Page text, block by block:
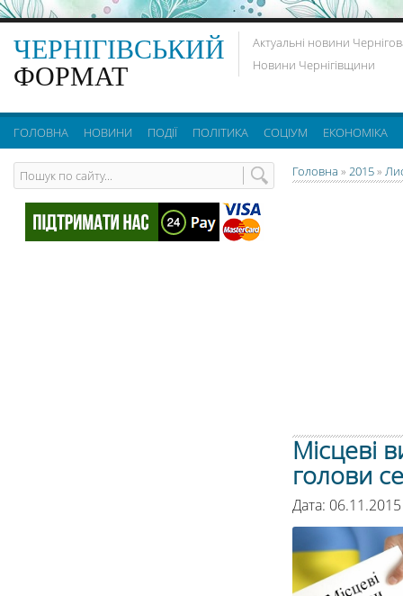
ЧЕРНІГІВСЬКИЙ
ФОРМАТ
Актуальні новини
Новини Чернігівщини
ГОЛОВНА НОВИНИ ПОДІЇ ПОЛІТИКА СОЦІУМ ЕКОНОМІКА
Головна » 2015»
Місцеві
голови
Дата: